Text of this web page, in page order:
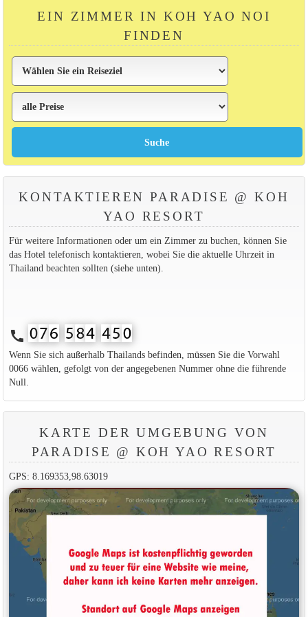
EIN ZIMMER IN KOH YAO NOI
FINDEN
KONTAKTIEREN PARADISE @ KOH
YAO RESORT
Für weitere Informationen oder um ein Zimmer zu buchen, können Sie
das Hotel telefonisch kontaktieren, wobei Sie die aktuelle Uhrzeit in
Thailand beachten sollten (siehe unten).
call
Wenn Sie sich außerhalb Thailands befinden, müssen Sie die Vorwahl
0066 wählen, gefolgt von der angegebenen Nummer ohne die führende
Null.
KARTE DER UMGEBUNG VON
PARADISE @ KOH YAO RESORT
GPS: 8.169353,98.63019